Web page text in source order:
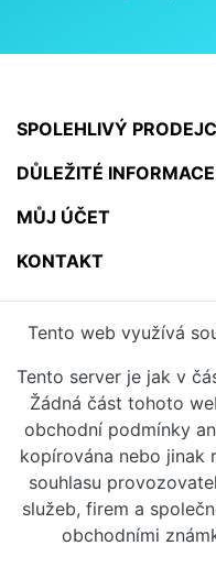
SPOLEHLIVÝ
DŮLEŽITÉ INFORMACE
MŮJ ÚČET
KONTAKT
Tento web využívá
Tento server je jak v
Žádná část tohoto
obchodní podmínky
kopírována nebo jinak
souhlasu
služeb, firem a
obchodními